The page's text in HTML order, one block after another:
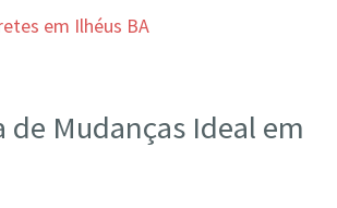
de Mudanças Ideal em